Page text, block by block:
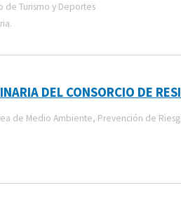
de Turismo y Deportes
DEL CONSORCIO DE
de Medio Ambiente, Prevención de